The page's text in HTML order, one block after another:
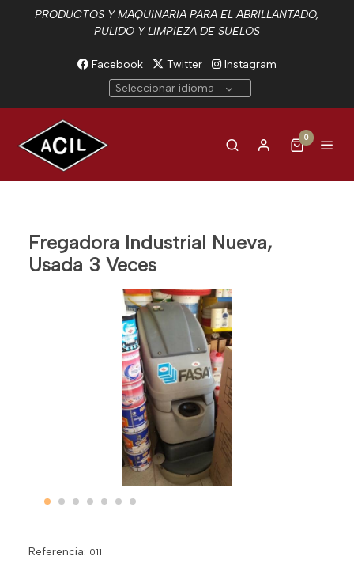
PRODUCTOS Y MAQUINARIA PARA EL ABRILLANTADO,
PULIDO Y LIMPIEZA DE SUELOS
Facebook Twitter
Instagram
Seleccionar idioma
0
Fregadora Industrial Nueva,
Usada 3 Veces
Referencia: 011